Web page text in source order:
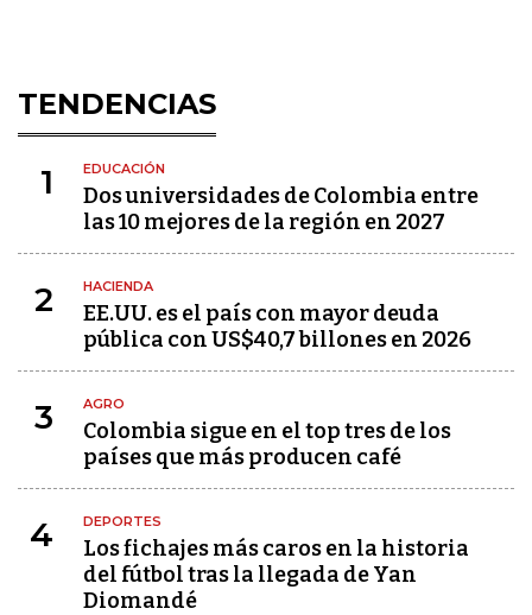
TENDENCIAS
1 EDUCACIÓN
Dos universidades de Colombia entre
las 10 mejores de la región en 2027
2 HACIENDA
EE.UU. es el país con mayor deuda
pública con US$40,7 billones en 2026
3 AGRO
Colombia sigue en el top tres de los
países que más producen café
4 DEPORTES
Los fichajes más caros en la historia
del fútbol tras la llegada de Yan
Diomandé